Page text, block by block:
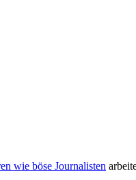
wie böse Journalisten